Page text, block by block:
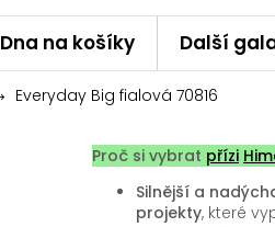
Dna na košíky Další
Everyday Big fialová 70816
Proč si vybrat přízi
Silnější a
projekty, které